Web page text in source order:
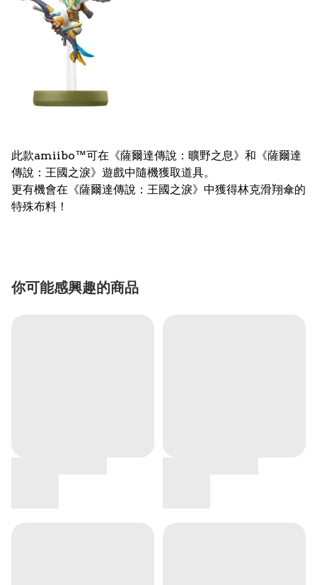
此款amiibo™可在《薩爾達傳說：曠野之息》和《薩爾達
傳說：王國之淚》遊戲中隨機獲取道具。
更有機會在《薩爾達傳說：王國之淚》中獲得林克滑翔傘的
特殊布料！
你可能感興趣的商品